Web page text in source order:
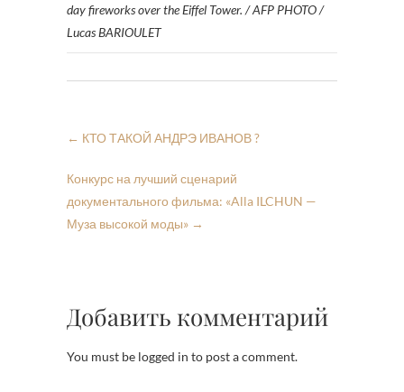
day fireworks over the Eiffel Tower. / AFP PHOTO /
Lucas BARIOULET
← КТО ТАКОЙ АНДРЭ ИВАНОВ ?
Конкурс на лучший сценарий
документального фильма: «Alla ILCHUN —
Муза высокой моды» →
Добавить комментарий
You must be logged in to post a comment.